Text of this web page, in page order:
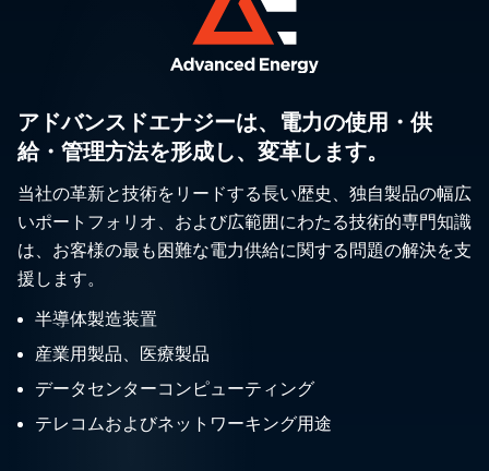
アドバンスドエナジーは、電力の使用・供
給・管理方法を形成し、変革します。
当社の革新と技術をリードする長い歴史、独自製品の幅広
いポートフォリオ、および広範囲にわたる技術的専門知識
は、お客様の最も困難な電力供給に関する問題の解決を支
援します。
半導体製造装置
産業用製品、医療製品
データセンターコンピューティング
テレコムおよびネットワーキング用途